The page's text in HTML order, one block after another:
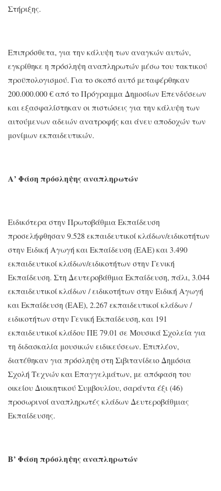
Στήριξης.
Επιπρόσθετα, για την κάλυψη των αναγκών αυτών,
εγκρίθηκε η πρόσληψη αναπληρωτών μέσω του τακτικού
προϋπολογισμού. Για το σκοπό αυτό μεταφέρθηκαν
200.000.000 € από το Πρόγραμμα Δημοσίων Επενδύσεων
και εξασφαλίστηκαν οι πιστώσεις για την κάλυψη των
αιτούμενων αδειών ανατροφής και άνευ αποδοχών των
μονίμων εκπαιδευτικών.
Α’ Φάση πρόσληψης αναπληρωτών
Ειδικότερα στην Πρωτοβάθμια Εκπαίδευση
προσελήφθησαν 9.528 εκπαιδευτικοί κλάδων/ειδικοτήτων
στην Ειδική Αγωγή και Εκπαίδευση (ΕΑΕ) και 3.490
εκπαιδευτικοί κλάδων/ειδικοτήτων στην Γενική
Εκπαίδευση. Στη Δευτεροβάθμια Εκπαίδευση, πάλι, 3.044
εκπαιδευτικοί κλάδων / ειδικοτήτων στην Ειδική Αγωγή
και Εκπαίδευση (ΕΑΕ), 2.267 εκπαιδευτικοί κλάδων /
ειδικοτήτων στην Γενική Εκπαίδευση, και 191
εκπαιδευτικοί κλάδου ΠΕ 79.01 σε Μουσικά Σχολεία για
τη διδασκαλία μουσικών ειδικεύσεων. Επιπλέον,
διατέθηκαν για πρόσληψη στη Σιβιτανίδειο Δημόσια
Σχολή Τεχνών και Επαγγελμάτων, με απόφαση του
οικείου Διοικητικού Συμβουλίου, σαράντα έξι (46)
προσωρινοί αναπληρωτές κλάδων Δευτεροβάθμιας
Εκπαίδευσης.
Β’ Φάση πρόσληψης αναπληρωτών